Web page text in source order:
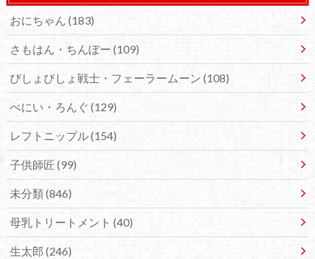
おにちゃん (183)
さもはん・ちんぽー (109)
びしょびしょ戦士・フェーラームーン (108)
ぺにい・ろんぐ (129)
レフトニップル(154)
子供師匠 (99)
未分類(846)
母乳トリートメント (40)
生太郎 (246)